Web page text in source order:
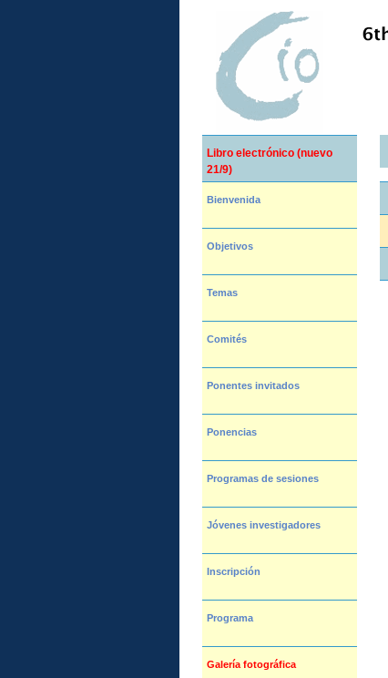
Libro electrónico (nuevo
21/9)
Bienvenida
Objetivos
Temas
Comités
Ponentes invitados
Ponencias
Programas de sesiones
Jóvenes investigadores
Inscripción
Programa
Galería fotográfica